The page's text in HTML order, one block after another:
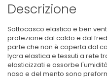
Descrizione
Sottocasco elastico e ben
protezione dal caldo e dal
parte che non è coperta dal
lycra elastica e tessuti a rete
elasticizzati e assorbe
naso e del mento sono